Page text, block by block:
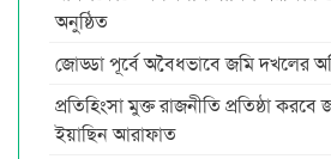
অনুষ্ঠিত
জোড্ডা পূর্বে অবৈধভাবে জমি দখলের
প্রতিহিংসা মুক্ত রাজনীতি প্রতিষ্ঠা
ইয়াছিন আরাফাত